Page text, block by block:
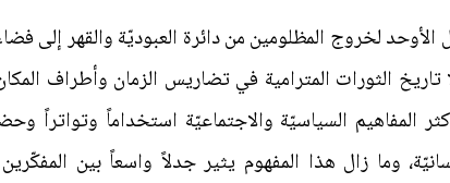
الأوحد لخروج المظلومين من دائرة العبوديّة والقهر إلى
تاريخ الثورات المترامية في تضاريس الزمان وأطراف
المفاهيم السياسيّة والاجتماعيّة استخداماً وتواتراً
وما زال هذا المفهوم يثير جدلاً واسعاً بين المفكّرين